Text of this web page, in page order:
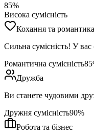
85%
Висока сумісність
Кохання та романтика
Сильна сумісність! У
Романтична сумісність85
Дружба
Ви станете чудовими
Дружня сумісність90%
Робота та бізнес